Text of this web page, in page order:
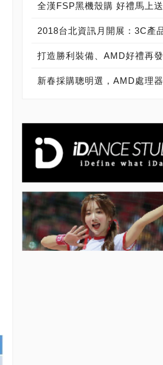
全漢FSP黑機殼購 好禮馬上送